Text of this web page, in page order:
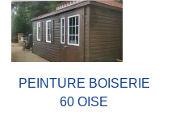
PEINTURE BOISERIE
60 OISE